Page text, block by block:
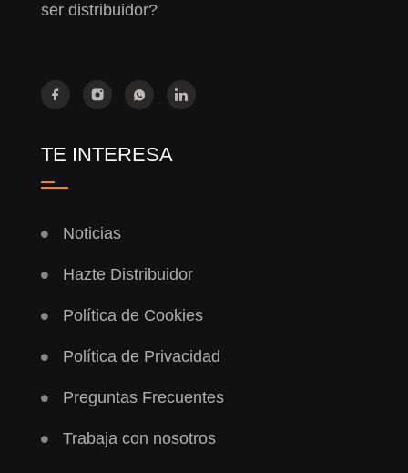
ser distribuidor?
TE INTERESA
Noticias
Hazte Distribuidor
Política de Cookies
Política de Privacidad
Preguntas Frecuentes
Trabaja con nosotros